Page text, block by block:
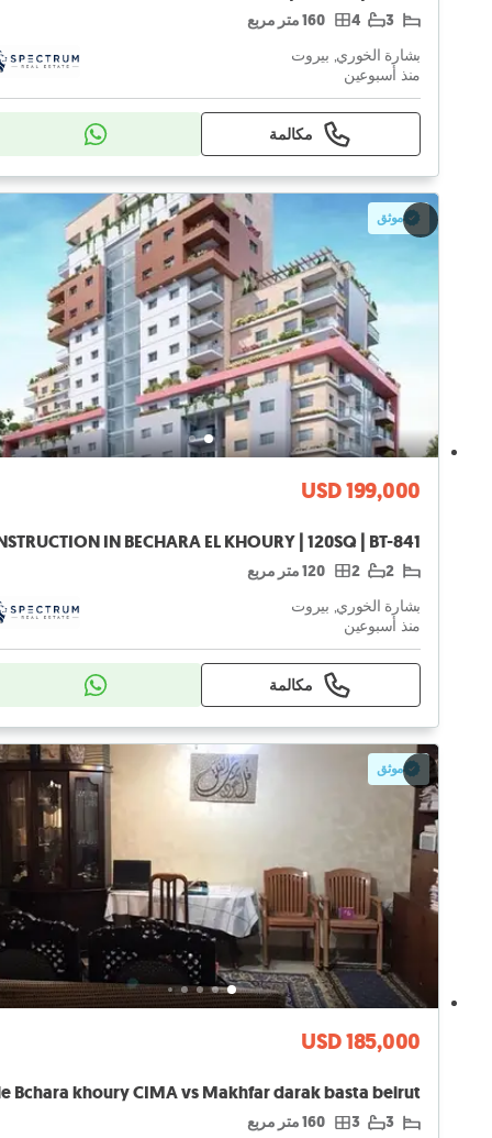
3
4 160 متر مربع
بشارة الخوري, بيروت
منذ أسبوعين
مكالمة
موثق
USD 199,000
2
2 120 متر مربع
بشارة الخوري, بيروت
منذ أسبوعين
مكالمة
موثق
USD 185,000
3
3 160 متر مربع